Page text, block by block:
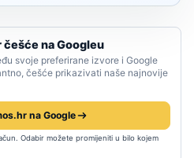
na Googleu
svoje preferirane izvore i Google
češće prikazivati naše najnovije
na Google
Odabir možete promijeniti u bilo kojem